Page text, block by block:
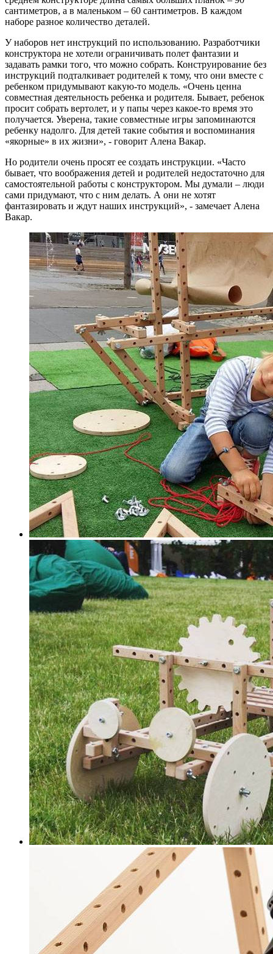
сантиметров, а в маленьком – 60 сантиметров. В каждом
наборе разное количество деталей.
У наборов нет инструкций по использованию. Разработчики
конструктора не хотели ограничивать полет фантазии и
задавать рамки того, что можно собрать. Конструирование без
инструкций подталкивает родителей к тому, что они вместе с
ребенком придумывают какую-то модель. «Очень ценна
совместная деятельность ребенка и родителя. Бывает, ребенок
просит собрать вертолет, и у папы через какое-то время это
получается. Уверена, такие совместные игры запоминаются
ребенку надолго. Для детей такие события и воспоминания
«якорные» в их жизни», - говорит Алена Вакар.
Но родители очень просят ее создать инструкции. «Часто
бывает, что воображения детей и родителей недостаточно для
самостоятельной работы с конструктором. Мы думали – люди
сами придумают, что с ним делать. А они не хотят
фантазировать и ждут наших инструкций», - замечает Алена
Вакар.